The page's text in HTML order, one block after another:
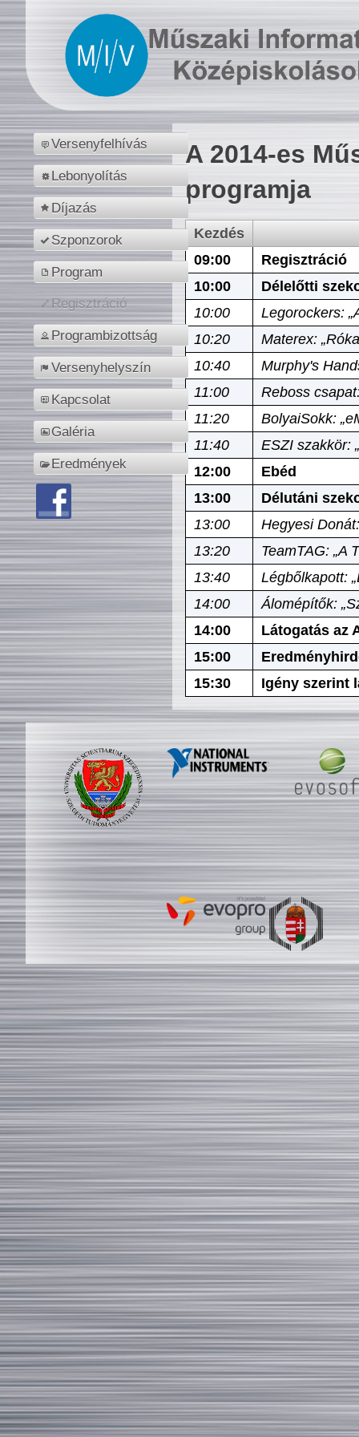
Versenyfelhívás
Lebonyolítás
Díjazás
Szponzorok
Program
Regisztráció
Programbizottság
Versenyhelyszín
Kapcsolat
Galéria
Eredmények
A 2014-es
programja
Kezdés
09:00
Regisztráció
10:00
Délelőtti
10:00
Legorockers:
10:20
Materex:
10:40
Murphy's
11:00
Reboss
11:20
BolyaiSokk:
11:40
ESZI szakkör:
12:00
Ebéd
13:00
Délutáni
13:00
Hegyesi
13:20
TeamTAG: „A
13:40
Légbőlkapott:
14:00
Álomépítők:
14:00
Látogatás az
15:00
15:30
Igény szerint